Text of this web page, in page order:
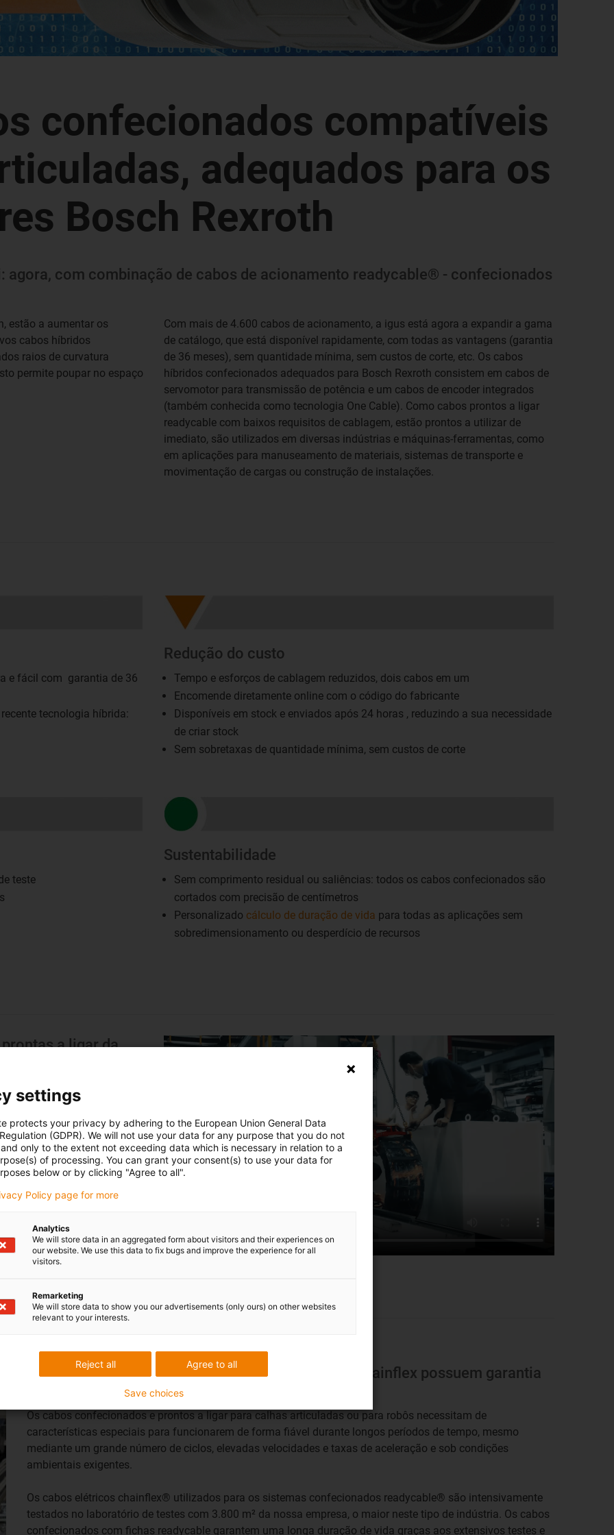
confecionados compatíveis
adequados para os
Bosch Rexroth
agora, com combinação de cabos de acionamento readycable® - confecionados
estão a aumentar os
cabos híbridos
raios de curvatura
permite poupar no espaço
Com mais de 4.600 cabos de acionamento, a igus está agora a expandir a gama
de catálogo, que está disponível rapidamente, com todas as vantagens (garantia
de 36 meses), sem quantidade mínima, sem custos de corte, etc. Os cabos
híbridos confecionados adequados para Bosch Rexroth consistem em cabos de
servomotor para transmissão de potência e um cabos de encoder integrados
(também conhecida como tecnologia One Cable). Como cabos prontos a ligar
readycable com baixos requisitos de cablagem, estão prontos a utilizar de
imediato, são utilizados em diversas indústrias e máquinas-ferramentas, como
em aplicações para manuseamento de materiais, sistemas de transporte e
movimentação de cargas ou construção de instalações.
e fácil com garantia de 36
tecnologia híbrida:
Redução do custo
Tempo e esforços de cablagem reduzidos, dois cabos em um
Encomende diretamente online com o código do fabricante
Disponíveis em stock e enviados após 24 horas , reduzindo a sua necessidade
de criar stock
Sem sobretaxas de quantidade mínima, sem custos de corte
teste
Sustentabilidade
Sem comprimento residual ou saliências: todos os cabos confecionados são
cortados com precisão de centímetros
Personalizado cálculo de duração de vida para todas as aplicações sem
sobredimensionamento ou desperdício de recursos
a ligar da
de produção são tão
A eliminação de
considerável nos
fabricante de centros
relação.
sistemas de calhas
a ligar da igus. Estes
o processo, reduzindo o
meio dia. Ao mesmo
de uma única fonte.
testados ... comprovados ... garantidos!
Todo os sistemas readycable da igus com cabos chainflex possuem garantia
Os cabos confecionados e prontos a ligar para calhas articuladas ou para robôs necessitam de
características especiais para funcionarem de forma fiável durante longos períodos de tempo, mesmo
mediante um grande número de ciclos, elevadas velocidades e taxas de aceleração e sob condições
ambientais exigentes.
Os cabos elétricos chainflex® utilizados para os sistemas confecionados readycable® são intensivamente
testados no laboratório de testes com 3.800 m² da nossa empresa, o maior neste tipo de indústria. Os cabos
confecionados com fichas readycable garantem uma longa duração de vida graças aos extensivos testes e
settings
protects your privacy by adhering to the European Union General Data
(GDPR). We will not use your data for any purpose that you do not
only to the extent not exceeding data which is necessary in relation to a
of processing. You can grant your consent(s) to use your data for
below or by clicking "Agree to all".
Policy page for more
Analytics
We will store data in an aggregated form about visitors and their experiences on
our website. We use this data to fix bugs and improve the experience for all
visitors.
Remarketing
We will store data to show you our advertisements (only ours) on other websites
relevant to your interests.
Agree to all
Reject all
Save choices